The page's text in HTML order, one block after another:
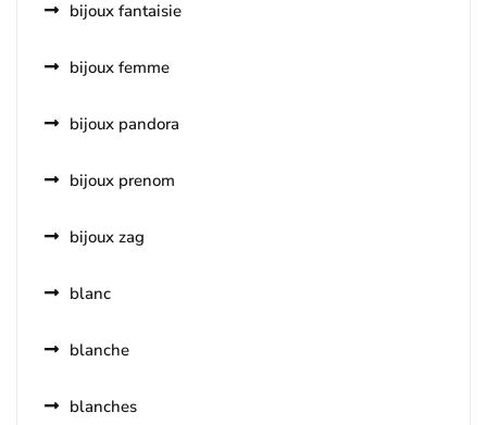
bijoux fantaisie
bijoux femme
bijoux pandora
bijoux prenom
bijoux zag
blanc
blanche
blanches